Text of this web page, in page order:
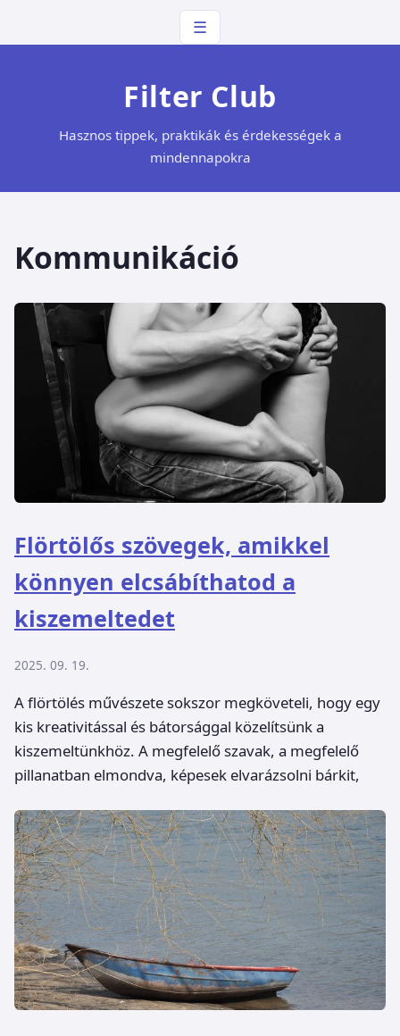
☰
Filter Club
Hasznos tippek, praktikák és érdekességek a
mindennapokra
Kommunikáció
Flörtölős szövegek, amikkel
könnyen elcsábíthatod a
kiszemeltedet
2025. 09. 19.
A flörtölés művészete sokszor megköveteli, hogy egy
kis kreativitással és bátorsággal közelítsünk a
kiszemeltünkhöz. A megfelelő szavak, a megfelelő
pillanatban elmondva, képesek elvarázsolni bárkit,